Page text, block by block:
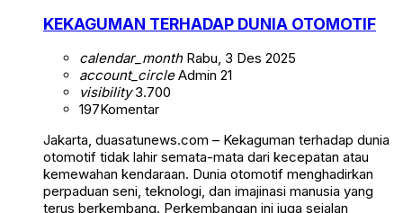
KEKAGUMAN TERHADAP DUNIA OTOMOTIF
calendar_monthRabu, 3 Des 2025
account_circleAdmin 21
visibility3.700
197Komentar
Jakarta, duasatunews.com – Kekaguman terhadap dunia
otomotif tidak lahir semata-mata dari kecepatan atau
kemewahan kendaraan. Dunia otomotif menghadirkan
perpaduan seni, teknologi, dan imajinasi manusia yang
terus berkembang. Perkembangan ini juga sejalan